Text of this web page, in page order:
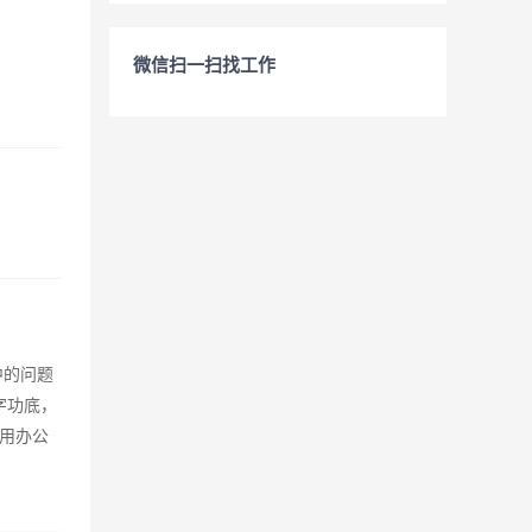
问题
底，
办公
微信扫一扫找工作